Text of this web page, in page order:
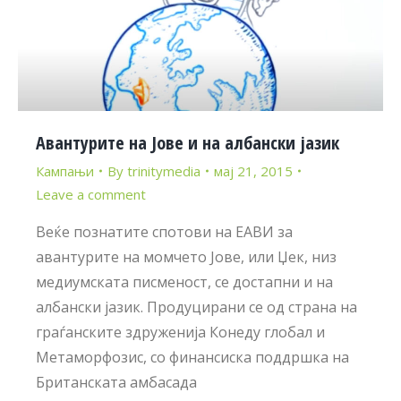
Авантурите на Јове и на албански јазик
Кампањи By trinitymedia
мај 21, 2015
Leave a comment
Веќе познатите спотови на ЕАВИ за
авантурите на момчето Јове, или Џек, низ
медиумската писменост, се достапни и на
албански јазик. Продуцирани се од страна на
граѓанските здруженија Конеду глобал и
Метаморфозис, со финансиска поддршка на
Британската амбасада